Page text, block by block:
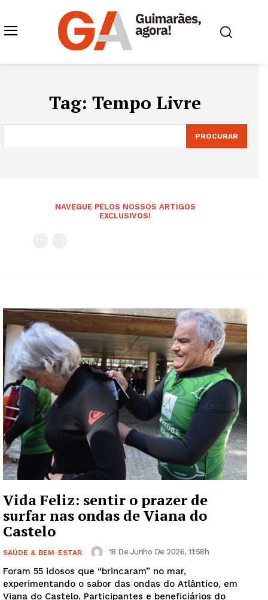
Tag: Tempo Livre
PROCURAR
NAVEGUE PELOS NOSSOS ARTIGOS
EXCLUSIVOS!
Vida Feliz: sentir o prazer de
surfar nas ondas de Viana do
Castelo
SAÚDE & BEM-ESTAR 18 De Junho De 2026, 11:58h
Foram 55 idosos que “brincaram” no mar,
experimentando o sabor das ondas do Atlântico, em
Viana do Castelo. Participantes e beneficiários do